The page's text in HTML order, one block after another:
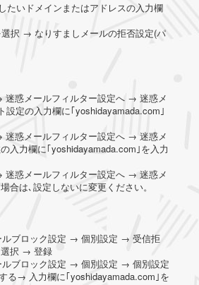
いドメインまたはアドレスの入力欄
択 → なりすましメールの拒否設定(パ
惑メールフィルター設定へ → 迷惑メ
定の入力欄に｢yoshidayamada.com｣
惑メールフィルター設定へ → 迷惑メ
力欄に｢yoshidayamada.com｣を入力
惑メールフィルター設定へ → 迷惑メ
は､設定しないに変更ください。
ブロック設定 → 個別設定 → 受信拒
選択 → 登録
ブロック設定 → 個別設定 → 個別設定
る→ 入力欄に｢yoshidayamada.com｣を